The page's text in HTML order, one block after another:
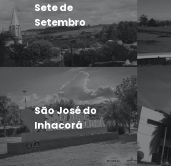
Sete de
Setembro
São José do
Inhacorá